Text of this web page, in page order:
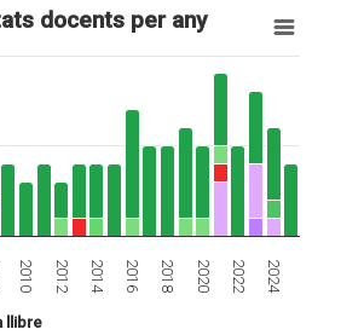
docents per any
llibre
2010 2012 2014 2016 2018 2020 2022 2024